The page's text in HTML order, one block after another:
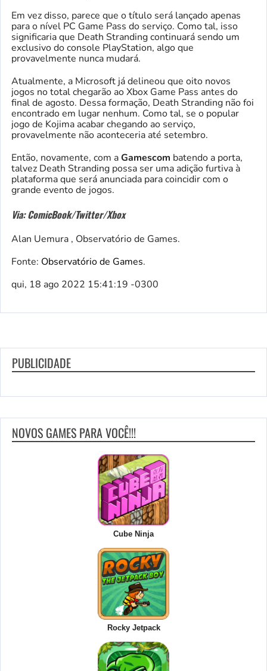
Em vez disso, parece que o título será lançado apenas
para o nível PC Game Pass do serviço. Como tal, isso
significaria que Death Stranding continuará sendo um
exclusivo do console PlayStation, algo que
provavelmente nunca mudará.
Atualmente, a Microsoft já delineou que oito novos
jogos no total chegarão ao Xbox Game Pass antes do
final de agosto. Dessa formação, Death Stranding não foi
encontrado em lugar nenhum. Como tal, se o popular
jogo de Kojima acabar chegando ao serviço,
provavelmente não aconteceria até setembro.
Então, novamente, com aGamescom batendo a porta,
talvez Death Stranding possa ser uma adição furtiva à
plataforma que será anunciada para coincidir com o
grande evento de jogos.
Via: ComicBook/Twitter/Xbox
Alan Uemura , Observatório de Games.
Fonte: Observatório de Games.
qui, 18 ago 2022 15:41:19 -0300
PUBLICIDADE
NOVOS GAMES PARA VOCÊ!!!
Cube Ninja
Rocky Jetpack